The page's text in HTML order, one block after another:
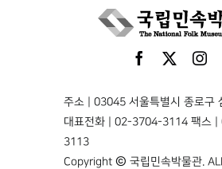
주소 | 03045 서울특별시 종로구
대표전화 | 02-3704-3114 팩스
3113
Copyright © 국립민속박물관.